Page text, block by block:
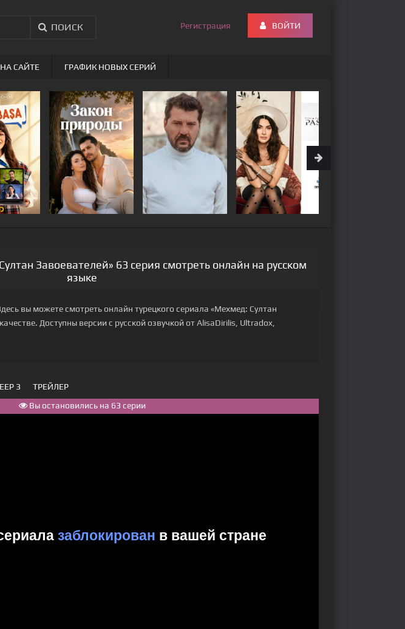
Завоевателей» 63 серия смотреть онлайн на русском
языке
вы можете смотреть онлайн турецкого сериала «Мехмед: Султан
Доступны версии с русской озвучкой от AlisaDirilis, Ultradox,
3
ТРЕЙЛЕР
Вы остановились на 63 серии
ПОИСК Регистрация ВОЙТИ
САЙТЕ ГРАФИК НОВЫХ СЕРИЙ